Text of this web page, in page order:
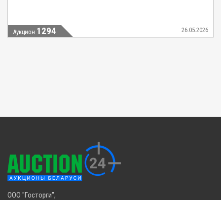
Аукцион 1294 26.05.2026
ООО "Госторги",